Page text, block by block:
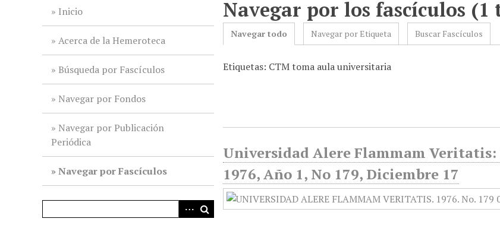
Inicio
Acerca de la Hemeroteca
Búsqueda por Fascículos
Navegar por Fondos
Navegar por Publicación
Periódica
Navegar por Fascículos
Navegar por los fascículos (1
Navegar todo Navegar por Etiqueta Buscar Fascículos
Etiquetas: CTM toma aula universitaria
Universidad Alere Flammam
1976, Año 1, No 179, Diciembre 17